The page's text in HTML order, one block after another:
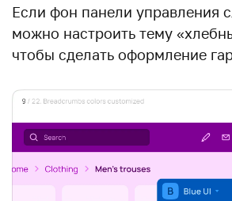
Если фон панели управления
можно настроить тему
чтобы сделать оформление